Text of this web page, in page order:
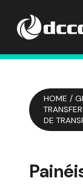
HOME /
DE